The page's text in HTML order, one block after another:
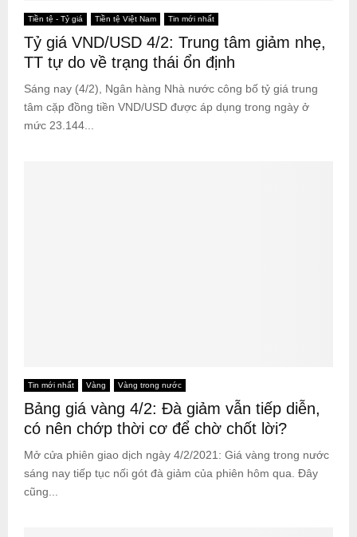
Tiền tệ - Tỷ giá Tiền tệ Việt Nam Tin mới nhất
Tỷ giá VND/USD 4/2: Trung tâm giảm nhẹ,
TT tự do về trạng thái ổn định
Sáng nay (4/2), Ngân hàng Nhà nước công bố tỷ giá trung
tâm cặp đồng tiền VND/USD được áp dụng trong ngày ở
mức 23.144...
Tin mới nhất Vàng Vàng trong nước
Bảng giá vàng 4/2: Đà giảm vẫn tiếp diễn,
có nên chớp thời cơ để chờ chốt lời?
Mở cửa phiên giao dịch ngày 4/2/2021: Giá vàng trong nước
sáng nay tiếp tục nối gót đà giảm của phiên hôm qua. Đây
cũng...